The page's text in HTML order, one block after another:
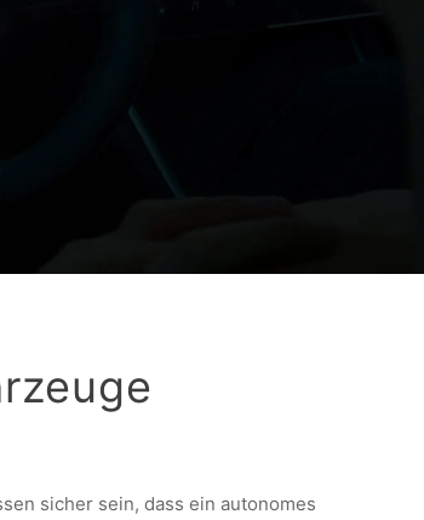
sicher sein, dass ein autonomes